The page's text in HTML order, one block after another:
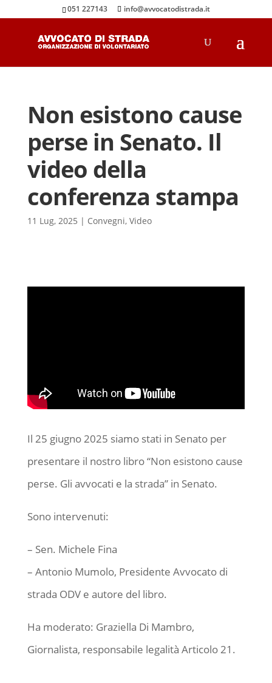
051 227143 info@avvocatodistrada.it
Non esistono cause
perse in Senato. Il
video della
conferenza stampa
11 Lug, 2025 | Convegni, Video
Il 25 giugno 2025 siamo stati in Senato per
presentare il nostro libro “Non esistono cause
perse. Gli avvocati e la strada” in Senato.
Sono intervenuti:
– Sen. Michele Fina
– Antonio Mumolo, Presidente Avvocato di
strada ODV e autore del libro.
Ha moderato: Graziella Di Mambro,
Giornalista, responsabile legalità Articolo 21.